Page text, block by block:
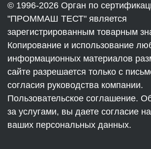
© 1996-2026 Орган по
"ПРОММАШ ТЕСТ" является
зарегистрированным товарным
Копирование и использование
информационных материалов
сайте разрешается только с
согласия руководства компании.
Пользовательское соглашение.
за услугами, вы даете согласие
ваших персональных данных.